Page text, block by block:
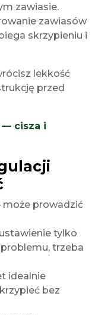
zawiasie.
zawiasów
skrzypieniu i
lekkość
przed
— cisza i
może prowadzić
tylko
trzeba
idealnie
bez